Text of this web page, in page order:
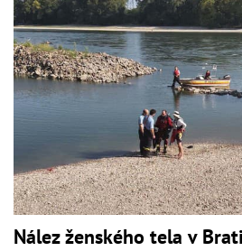
Nález ženského tela v